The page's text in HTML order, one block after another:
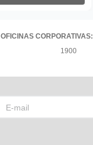
OFICINAS CORPORATIVAS:
1900